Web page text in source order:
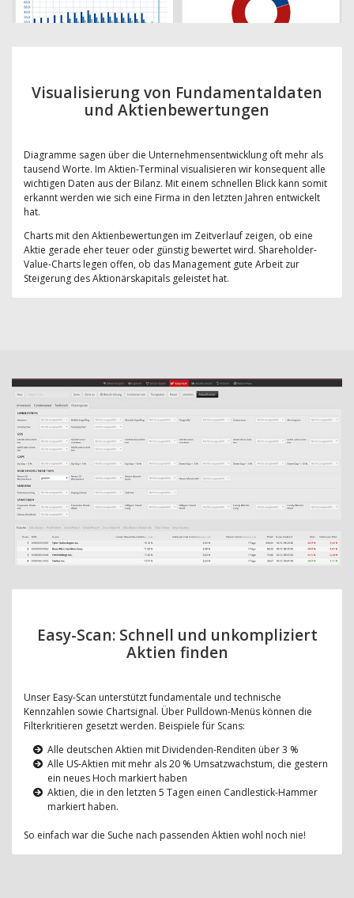
Visualisierung von Fundamentaldaten
und Aktienbewertungen
Diagramme sagen über die Unternehmensentwicklung oft mehr als
tausend Worte. Im Aktien-Terminal visualisieren wir konsequent alle
wichtigen Daten aus der Bilanz. Mit einem schnellen Blick kann somit
erkannt werden wie sich eine Firma in den letzten Jahren entwickelt
hat.
Charts mit den Aktienbewertungen im Zeitverlauf zeigen, ob eine
Aktie gerade eher teuer oder günstig bewertet wird. Shareholder-
Value-Charts legen offen, ob das Management gute Arbeit zur
Steigerung des Aktionärskapitals geleistet hat.
Easy-Scan: Schnell und unkompliziert
Aktien finden
Unser Easy-Scan unterstützt fundamentale und technische
Kennzahlen sowie Chartsignal. Über Pulldown-Menüs können die
Filterkritieren gesetzt werden. Beispiele für Scans:
Alle deutschen Aktien mit Dividenden-Renditen über 3 %
Alle US-Aktien mit mehr als 20 % Umsatzwachstum, die gestern
ein neues Hoch markiert haben
Aktien, die in den letzten 5 Tagen einen Candlestick-Hammer
markiert haben.
So einfach war die Suche nach passenden Aktien wohl noch nie!